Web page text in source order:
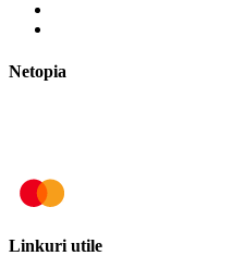
Netopia
Linkuri utile